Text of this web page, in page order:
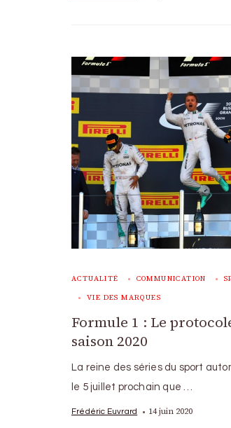
ACTUALITÉ COMMUNICATION
VIE DES MARQUES
Formule 1 : Le
saison 2020
La reine des séries du sport
le 5 juillet prochain que …
Frédéric Euvrard 14 juin 2020